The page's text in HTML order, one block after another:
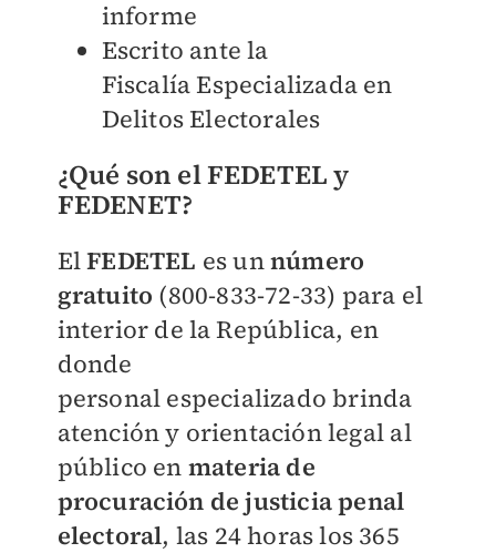
informe
Escrito ante la
FiscalíaEspecializada en
DelitosElectorales
¿Qué son el FEDETEL y
FEDENET?
ElFEDETEL es unnúmero
gratuito (800-833-72-33) para el
interior de la República, en
donde
personal especializadobrinda
atención y orientación legal al
público en materia de
procuración de justicia penal
electoral, las 24 horas los 365